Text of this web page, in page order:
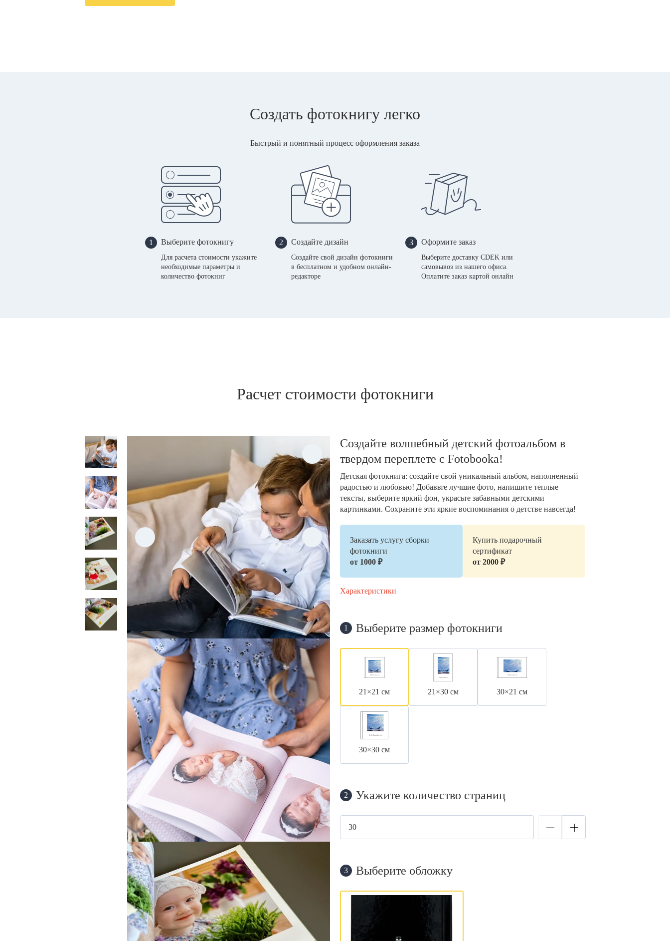
Создать фотокнигу легко
Быстрый и понятный процесс оформления заказа
1 Выберите фотокнигу
Для расчета стоимости укажите
необходимые параметры и
количество фотокниг
2 Создайте дизайн
Создайте свой дизайн фотокниги
в бесплатном и удобном онлайн-
редакторе
3 Оформите заказ
Выберите доставку CDEK или
самовывоз из нашего офиса.
Оплатите заказ картой онлайн
Расчет стоимости фотокниги
Создайте волшебный детский фотоальбом в
твердом переплете с Fotobooka!
Детская фотокнига: создайте свой уникальный альбом, наполненный
радостью и любовью! Добавьте лучшие фото, напишите теплые
тексты, выберите яркий фон, украсьте забавными детскими
картинками. Сохраните эти яркие воспоминания о детстве навсегда!
Заказать услугу сборки
фотокниги
от 1000 ₽
Купить подарочный
сертификат
от 2000 ₽
Характеристики
1 Выберите размер фотокниги
21×21 см 21×30 см 30×21 см
30×30 см
2 Укажите количество страниц
3 Выберите обложку